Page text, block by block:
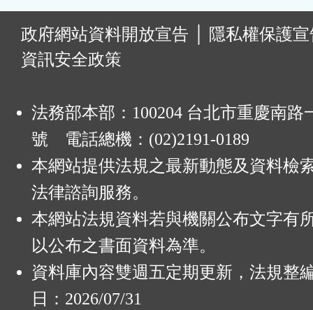
政府網站資料開放宣告
隱私權保護
資訊安全政策
法務部本部：100204 台北市重慶南路
號 電話總機：(02)2191-0189
本網站提供法規之最新動態及資料檢
法律諮詢服務。
本網站法規資料若與機關公布文字有
以公布之書面資料為準。
資料庫內容雙週五定期更新，法規整
日：2026/07/31